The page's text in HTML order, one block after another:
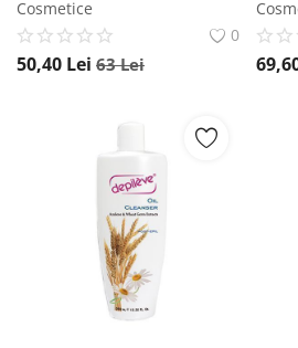
Cosmetice
0
50,40 Lei 63Lei